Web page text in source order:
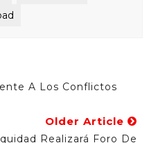
A Los Conflictos
Older Article
Realizará Foro De